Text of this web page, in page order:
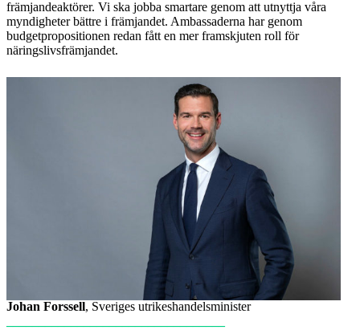
främjandeaktörer. Vi ska jobba smartare genom att utnyttja våra
myndigheter bättre i främjandet. Ambassaderna har genom
budgetpropositionen redan fått en mer framskjuten roll för
näringslivsfrämjandet.
Johan Forssell, Sveriges utrikeshandelsminister